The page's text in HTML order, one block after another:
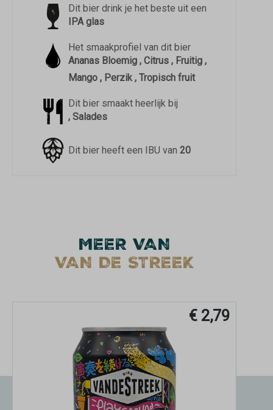
Dit bier drink je het beste uit een
IPA glas
Het smaakprofiel van dit bier
Ananas Bloemig , Citrus , Fruitig ,
Mango , Perzik , Tropisch fruit
Dit bier smaakt heerlijk bij
, Salades
Dit bier heeft een IBU van 20
MEER VAN
VAN DE STREEK
€ 2,79